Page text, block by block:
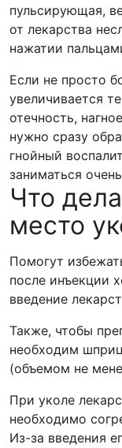
пульсирующая,
от лекарства
нажатии
Если не просто
увеличивается
отечность,
нужно сразу
гнойный
заниматься
Что
место
Помогут
после инъекции
введение
Также, чтобы
необходим
(объемом не
При уколе
необходимо
Из-за введения